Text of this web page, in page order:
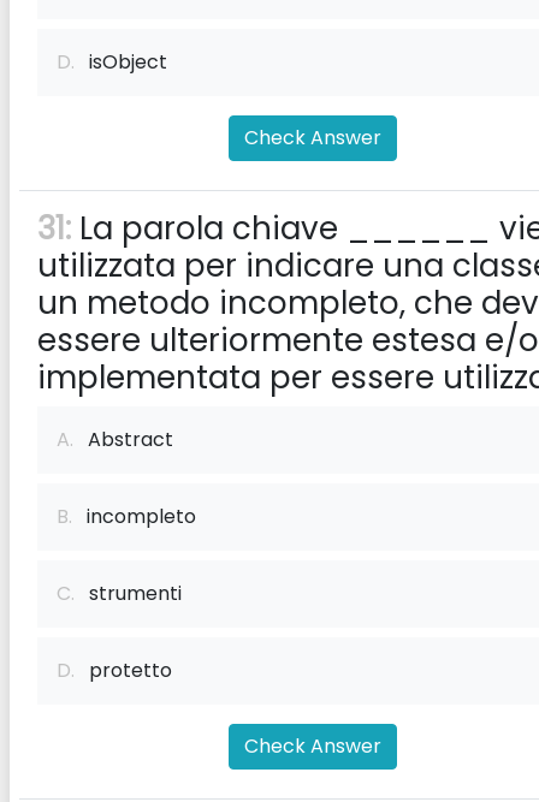
D. isObject
Check Answer
31: La parola chiave ______
utilizzata per indicare una
un metodo incompleto, che
essere ulteriormente estesa e/o
implementata per essere
A. Abstract
B. incompleto
C. strumenti
D. protetto
Check Answer